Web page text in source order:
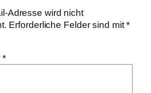
Adresse wird nicht
Erforderliche Felder sind mit*
*